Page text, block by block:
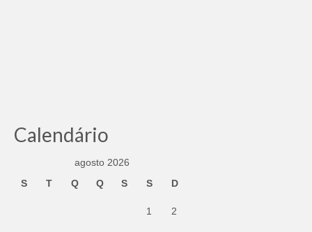
Calendário
agosto 2026
S
T Q Q S S D
1 2